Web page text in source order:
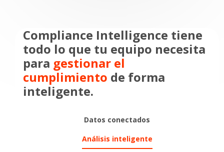
Compliance Intelligence tiene
todo lo que tu equipo necesita
para gestionar el
cumplimiento de forma
inteligente.​
Datos conectados
Análisis inteligente​